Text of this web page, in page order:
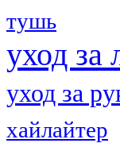
тушь
уход за
уход за
хайлайтер